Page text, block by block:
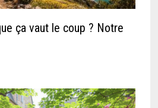
ça vaut le coup ? Notre